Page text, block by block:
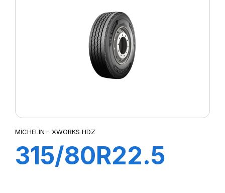
MICHELIN - XWORKS HDZ
315/80R22.5